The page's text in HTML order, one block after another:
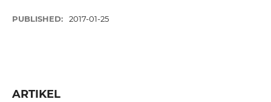
PUBLISHED: 2017-01-25
ARTIKEL